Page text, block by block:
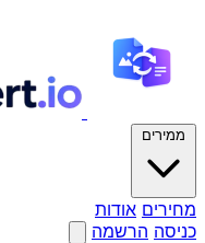
ממירים
מחירים אודות
כניסה הרשמה